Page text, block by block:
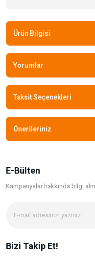
Ürün Bilgisi
Yorumlar
Taksit Seçenekleri
Önerileriniz
E-Bülten
Kampanyalar hakkında bilgi
Bizi Takip Et!